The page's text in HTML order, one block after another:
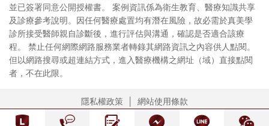
並已簽署同意公開授權書。 案例資訊係為衛生教育、醫療知識共享
及診療參考說明。因任何醫療處置均有潛在風險，故必需於真美學
診所接受醫師親自診斷後，進行評估與溝通，確認是否適合該療
程。 禁止任何網際網路服務業者轉錄其網路資訊之內容供人點閱。
但以網路搜尋或超連結方式，進入醫療機構之網址（域）直接點閱
者，不在此限。
隱私權政策 網站使用條款
COPYRIGHT © 2021 RENEW ANTI-AGING CLINIC. ALL RIGHTS